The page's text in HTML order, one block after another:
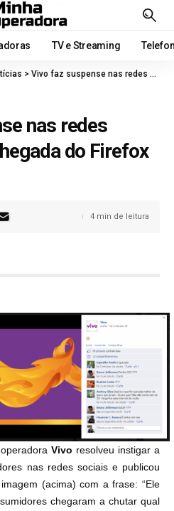
TV e Streaming
> Vivo faz suspense nas redes sociais para a chegada do Firefox OS
nas redes
do Firefox
4 min de leitura
Vivo resolveu instigar a
nas redes sociais e publicou
(acima) com a frase: “Ele
chegaram a chutar qual